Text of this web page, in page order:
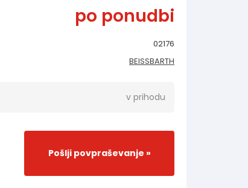
po ponudbi
02176
BEISSBARTH
v prihodu
Pošlji povpraševanje